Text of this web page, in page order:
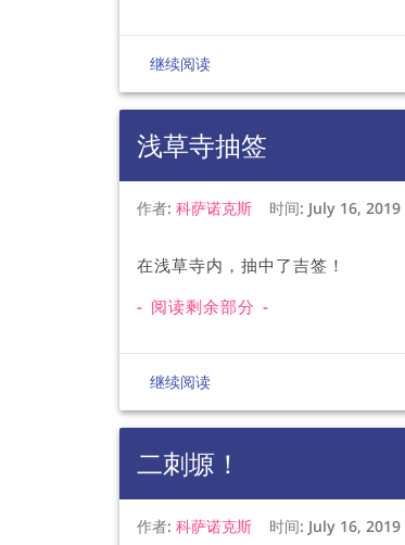
继续阅读
浅草寺抽签
作者: 科萨诺克斯 时间: July 16, 2019
在浅草寺内，抽中了吉签！
- 阅读剩余部分 -
继续阅读
二刺塬！
作者: 科萨诺克斯 时间: July 16, 2019